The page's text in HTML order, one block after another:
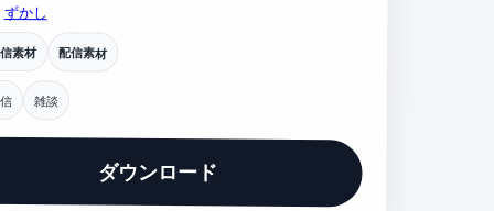
ずかし
素材 配信素材
雑談
ダウンロード